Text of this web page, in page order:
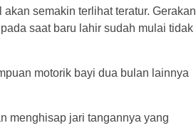
akan semakin terlihat teratur. Gerakan
saat baru lahir sudah mulai tidak
motorik bayi dua bulan lainnya
menghisap jari tangannya yang